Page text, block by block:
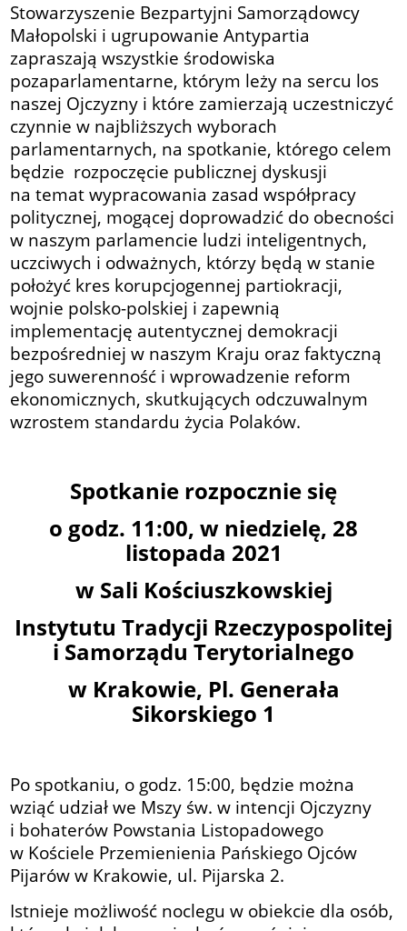
Stowarzyszenie Bezpartyjni Samorządowcy
Małopolski i ugrupowanie Antypartia
zapraszają wszystkie środowiska
pozaparlamentarne, którym leży na sercu los
naszej Ojczyzny i które zamierzają uczestniczyć
czynnie w najbliższych wyborach
parlamentarnych, na spotkanie, którego celem
będzie rozpoczęcie publicznej dyskusji
na temat wypracowania zasad współpracy
politycznej, mogącej doprowadzić do obecności
w naszym parlamencie ludzi inteligentnych,
uczciwych i odważnych, którzy będą w stanie
położyć kres korupcjogennej partiokracji,
wojnie polsko-polskiej i zapewnią
implementację autentycznej demokracji
bezpośredniej w naszym Kraju oraz faktyczną
jego suwerenność i wprowadzenie reform
ekonomicznych, skutkujących odczuwalnym
wzrostem standardu życia Polaków.
Spotkanie rozpocznie się
o godz. 11:00, w niedzielę, 28
listopada 2021
w Sali Kościuszkowskiej
Instytutu Tradycji Rzeczypospolitej
i Samorządu Terytorialnego
w Krakowie, Pl. Generała
Sikorskiego 1
Po spotkaniu, o godz. 15:00, będzie można
wziąć udział we Mszy św. w intencji Ojczyzny
i bohaterów Powstania Listopadowego
w Kościele Przemienienia Pańskiego Ojców
Pijarów w Krakowie, ul. Pijarska 2.
Istnieje możliwość noclegu w obiekcie dla osób,